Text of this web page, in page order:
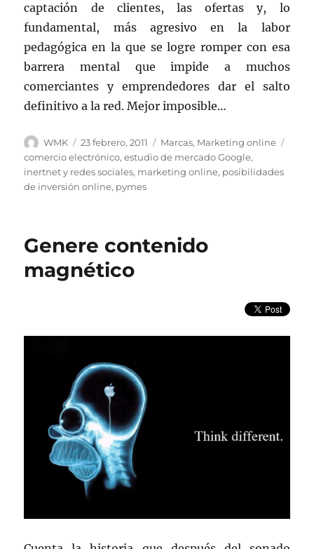
captación de clientes, las ofertas y, lo
fundamental, más agresivo en la labor
pedagógica en la que se logre romper con esa
barrera mental que impide a muchos
comerciantes y emprendedores dar el salto
definitivo a la red. Mejor imposible…
Autor
WMK
Publicado
el
23 febrero, 2011 Categorías
Marcas, Marketing online
comercio electrónico,estudio de mercado Google,
inertnet y redes sociales, marketing online, posibilidades
de inversión online, pymes
Genere contenido
magnético